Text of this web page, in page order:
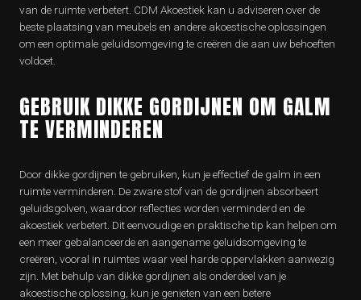
van de ruimte verbetert. CDM Akoestiek kan u adviseren over de
beste plaatsing van meubels en andere akoestische oplossingen
om een optimale geluidsomgeving te creëren die aan uw behoeften
voldoet.
GEBRUIK DIKKE GORDIJNEN OM GALM
TE VERMINDEREN
Door dikke gordijnen te gebruiken, kun je effectief de galm in een
ruimte verminderen. De zware stof van de gordijnen absorbeert
geluidsgolven, waardoor reflecties worden verminderd en de
akoestiek verbetert. Dit eenvoudige en praktische tip kan helpen om
een meer gebalanceerde en aangename geluidsomgeving te
creëren, vooral in ruimtes waar veel harde oppervlakken aanwezig
zijn. Met behulp van dikke gordijnen als onderdeel van je
akoestische oplossing, kun je genieten van een betere